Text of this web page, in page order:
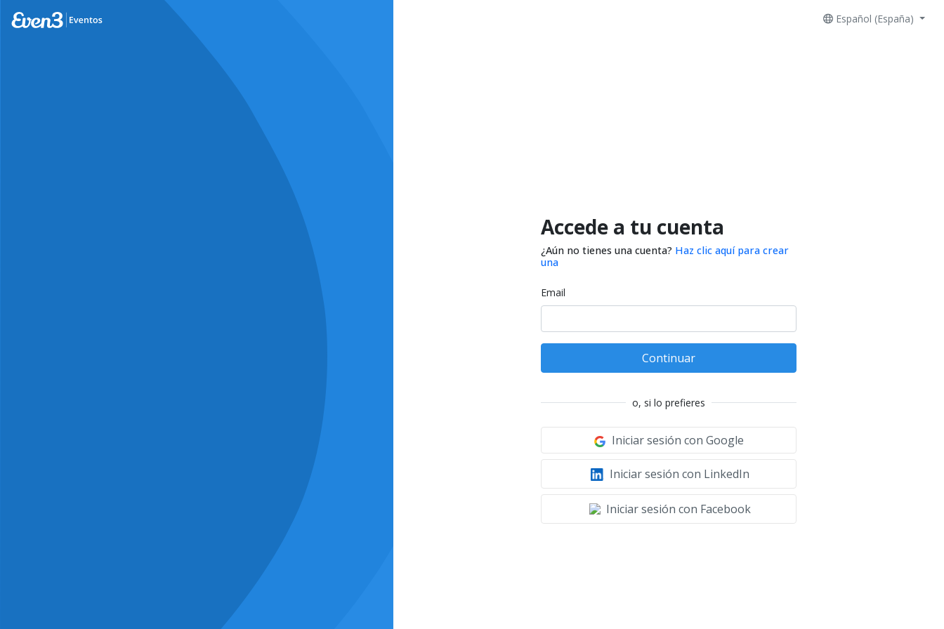
Español (España)
Accede a tu cuenta
¿Aún no tienes una cuenta? Haz clic aquí para crear
una
Email
Continuar
o, si lo prefieres
Iniciar sesión con Google
Iniciar sesión con LinkedIn
Iniciar sesión con Facebook